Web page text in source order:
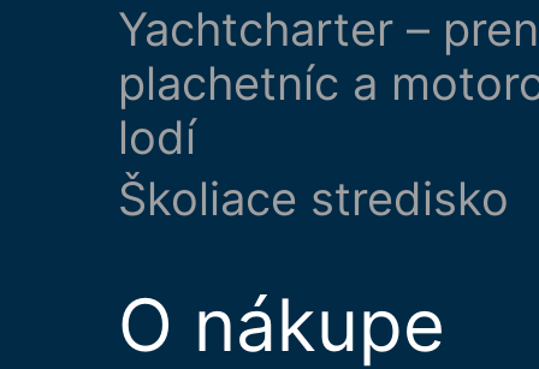
Yachtcharter –
plachetníc a
lodí
Školiace stredisko
O nákupe